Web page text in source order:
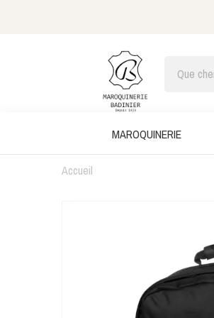
MAROQUINERIE
Accueil